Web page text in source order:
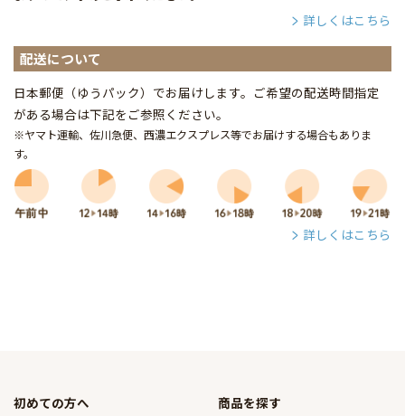
詳しくはこちら
配送について
日本郵便（ゆうパック）でお届けします。ご希望の配送時間指定
がある場合は下記をご参照ください。
※ヤマト運輸、佐川急便、西濃エクスプレス等でお届けする場合もありま
す。
詳しくはこちら
初めての方へ 商品を探す